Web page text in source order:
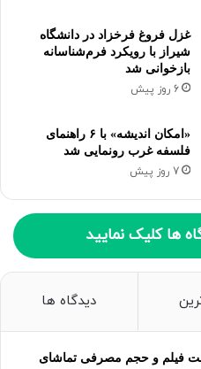
غزل فروغ فرخزاد در دانشگاه
شیراز با رویکرد فرم‌شناسانه
بازخوانی شد
6 روز پیش
«امکان اندیشه» با ۶ راهنمای
فلسفه غرب رونمایی شد
7 روز پیش
ها کلیک نمایید
دیدگاه ها
فیلم و حجم مصرفی تماشای